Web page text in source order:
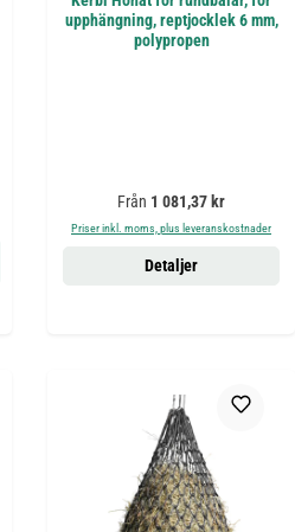
upphängning, reptjocklek 6 mm,
polypropen
Ordinarie pris:
Från 1 081,37 kr
Priser inkl. moms, plus leveranskostnader
Detaljer